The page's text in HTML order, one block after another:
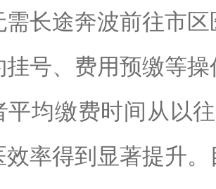
需长途奔波前往市
挂号、费用预缴等
平均缴费时间从以
效率得到显著提升